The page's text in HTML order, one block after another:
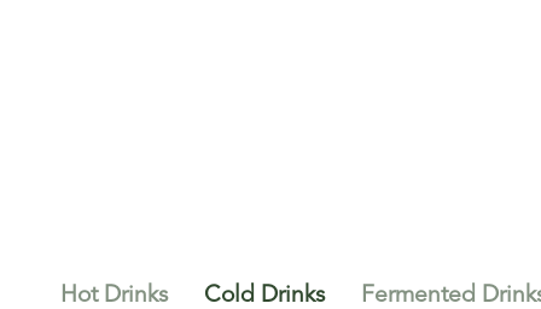
Hot Drinks Cold Drinks Fermented